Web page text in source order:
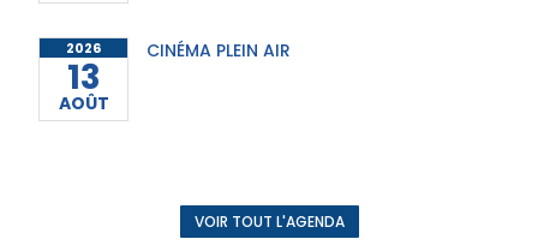
2026
13
AOÛT
CINÉMA PLEIN AIR
VOIR TOUT L'AGENDA